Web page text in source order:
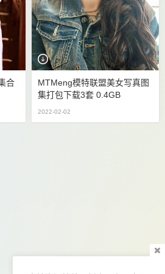
合
MTMeng模特联盟美女写真图
集打包下载3套 0.4GB
2022-02-02